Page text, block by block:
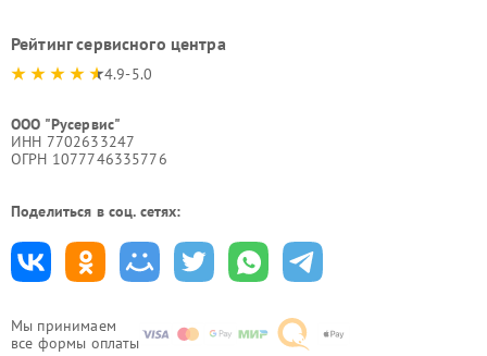
Мы принимаем
все формы оплаты
Рейтинг сервисного центра
4.9-5.0
ООО "Русервис"
ИНН 7702633247
ОГРН 1077746335776
Поделиться в соц. сетях: